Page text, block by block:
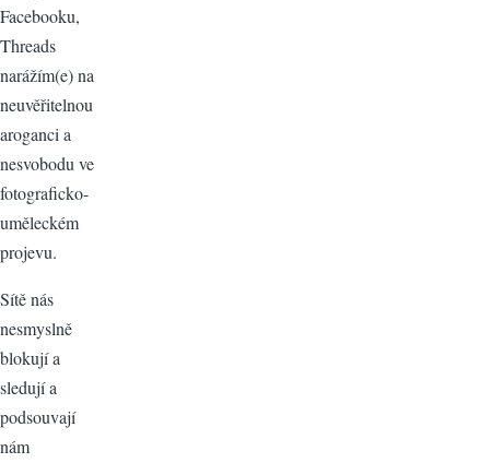
Facebooku,
Threads
narážím(e) na
neuvěřitelnou
aroganci a
nesvobodu ve
fotograficko-
uměleckém
projevu.
Sítě nás
nesmyslně
blokují a
sledují a
podsouvají
nám